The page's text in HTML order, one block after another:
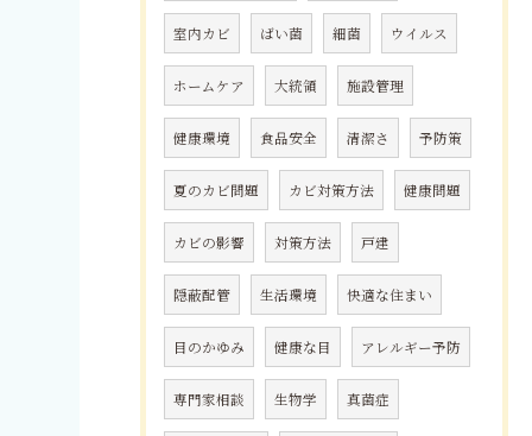
室内カビ ばい菌 細菌 ウイルス
ホームケア 大統領 施設管理
健康環境 食品安全 清潔さ 予防策
夏のカビ問題 カビ対策方法 健康問題
カビの影響 対策方法 戸建
隠蔽配管 生活環境 快適な住まい
目のかゆみ 健康な目 アレルギー予防
専門家相談 生物学 真菌症